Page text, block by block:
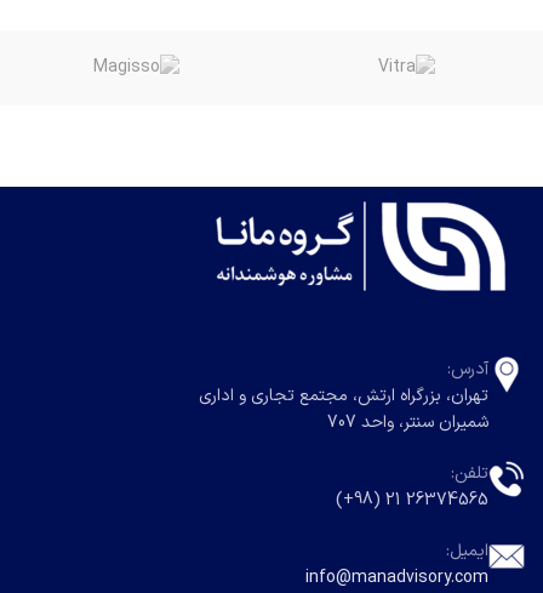
آدرس:
تهران، بزرگراه ارتش، مجتمع تجاری و اداری
شمیران سنتر، واحد 707
تلفن:
26374565 21 (98+)
ایمیل:
info@manadvisory.com